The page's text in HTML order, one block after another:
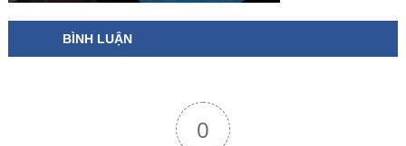
BÌNH LUẬN
0